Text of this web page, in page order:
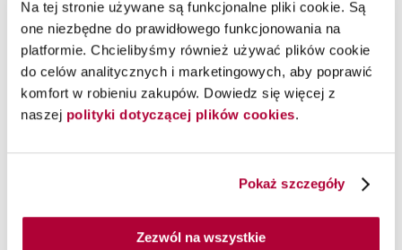
Na tej stronie używane są funkcjonalne pliki cookie. Są
one niezbędne do prawidłowego funkcjonowania na
platformie. Chcielibyśmy również używać plików cookie
do celów analitycznych i marketingowych, aby poprawić
komfort w robieniu zakupów. Dowiedz się więcej z
naszej polityki dotyczącej plików cookies.
Pokaż szczegóły
Zezwól na wszystkie